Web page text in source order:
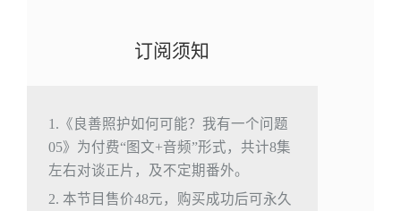
订阅须知
1.《良善照护如何可能？我有一个问题
05》为付费“图文+音频”形式，共计8集
左右对谈正片，及不定期番外。
2. 本节目售价48元，购买成功后可永久